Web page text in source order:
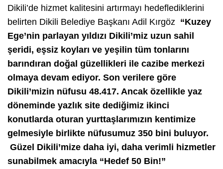
Dikili’de hizmet kalitesini artırmayı hedeflediklerini
belirten Dikili Belediye Başkanı Adil Kırgöz “Kuzey
Ege’nin parlayan yıldızı Dikili’miz uzun sahil
şeridi, eşsiz koyları ve yeşilin tüm tonlarını
barındıran doğal güzellikleri ile cazibe merkezi
olmaya devam ediyor. Son verilere göre
Dikili’mizin nüfusu 48.417. Ancak özellikle yaz
döneminde yazlık site dediğimiz ikinci
konutlarda oturan yurttaşlarımızın kentimize
gelmesiyle birlikte nüfusumuz 350 bini buluyor.
Güzel Dikili’mize daha iyi, daha verimli hizmetler
sunabilmek amacıyla “Hedef 50 Bin!”